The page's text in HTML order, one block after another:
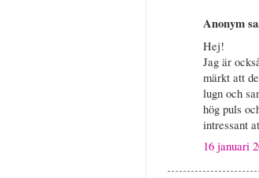
Anonym
Hej!
Jag är
märkt att
lugn och
hög puls
intressant
16 januari